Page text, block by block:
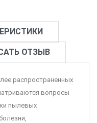
ОТЗЫВ
распространенных
вопросы
пылевых